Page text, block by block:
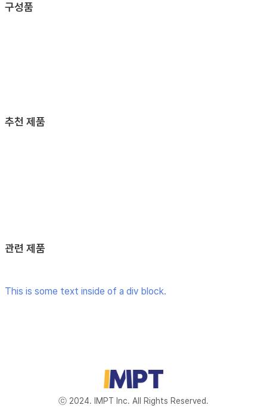
구성품
추천 제품
관련 제품
This is some text inside of a div block.
ⓒ 2024. IMPT Inc. All Rights Reserved.